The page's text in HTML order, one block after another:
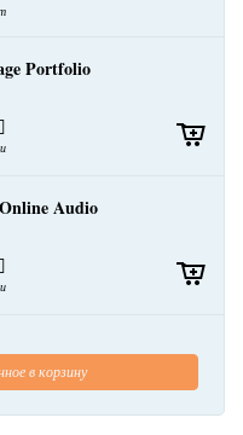
Portfolio
Audio
в корзину